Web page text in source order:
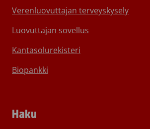
Verenluovuttajan terveyskysely
Luovuttajan sovellus
Kantasolurekisteri
Biopankki
Haku